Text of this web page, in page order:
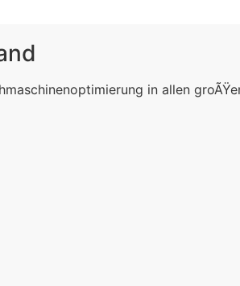
in allen